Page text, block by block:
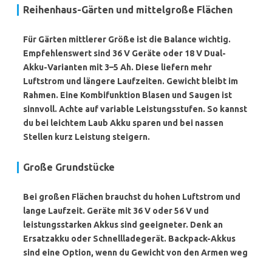
Reihenhaus-Gärten und mittelgroße Flächen
Für Gärten mittlerer Größe ist die Balance wichtig.
Empfehlenswert sind 36 V Geräte oder 18 V Dual-
Akku-Varianten mit 3–5 Ah. Diese liefern mehr
Luftstrom und längere Laufzeiten. Gewicht bleibt im
Rahmen. Eine Kombifunktion Blasen und Saugen ist
sinnvoll. Achte auf variable Leistungsstufen. So kannst
du bei leichtem Laub Akku sparen und bei nassen
Stellen kurz Leistung steigern.
Große Grundstücke
Bei großen Flächen brauchst du hohen Luftstrom und
lange Laufzeit. Geräte mit 36 V oder 56 V und
leistungsstarken Akkus sind geeigneter. Denk an
Ersatzakku oder Schnellladegerät. Backpack-Akkus
sind eine Option, wenn du Gewicht von den Armen weg